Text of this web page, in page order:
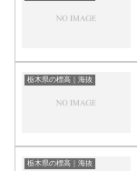
栃木県の標高｜海抜
栃木県の標高｜海抜